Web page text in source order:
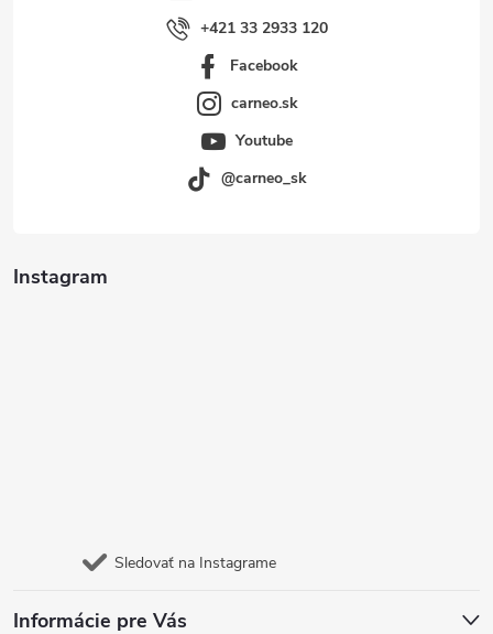
Instagram
Sledovať na Instagrame
Informácie pre Vás
+421 33 2933 120
Facebook
carneo.sk
Youtube
@carneo_sk